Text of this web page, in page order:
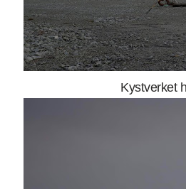
Kystverket